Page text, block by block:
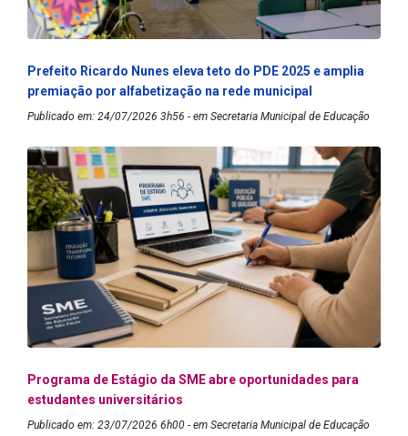
Prefeito Ricardo Nunes eleva teto do PDE 2025 e amplia
premiação por alfabetização na rede municipal
Publicado em: 24/07/2026 3h56 - em Secretaria Municipal de Educação
Programa de Estágio da SME abre oportunidades para
estudantes universitários
Publicado em: 23/07/2026 6h00 - em Secretaria Municipal de Educação